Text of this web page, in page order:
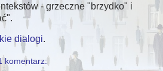
- grzeczne "brzydko" i
dialogi.
komentarz: